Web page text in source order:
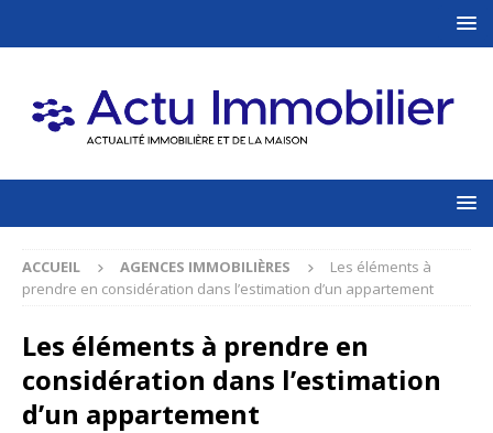
ACCUEIL AGENCES IMMOBILIÈRES
Les éléments à
prendre en considération dans l’estimation d’un appartement
Les éléments à prendre en
considération dans l’estimation
d’un appartement